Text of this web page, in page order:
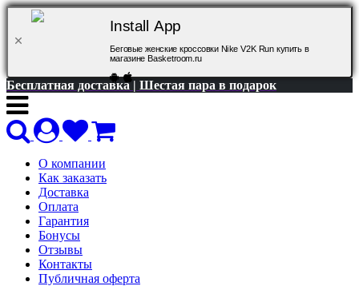
Install App
Беговые женские кроссовки Nike V2K Run купить в
магазине Basketroom.ru
Бесплатная доставка | Шестая пара в подарок
О компании
Как заказать
Доставка
Оплата
Гарантия
Бонусы
Отзывы
Контакты
Публичная оферта